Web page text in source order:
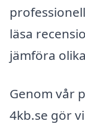
läsa
jämföra
Genom vår
4kb.se gör